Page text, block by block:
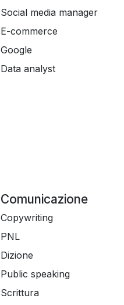
Social media manager
E-commerce
Google
Data analyst
Comunicazione
Copywriting
PNL
Dizione
Public speaking
Scrittura